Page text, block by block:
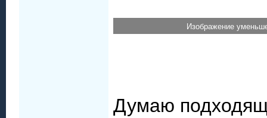
Изображение
Думаю